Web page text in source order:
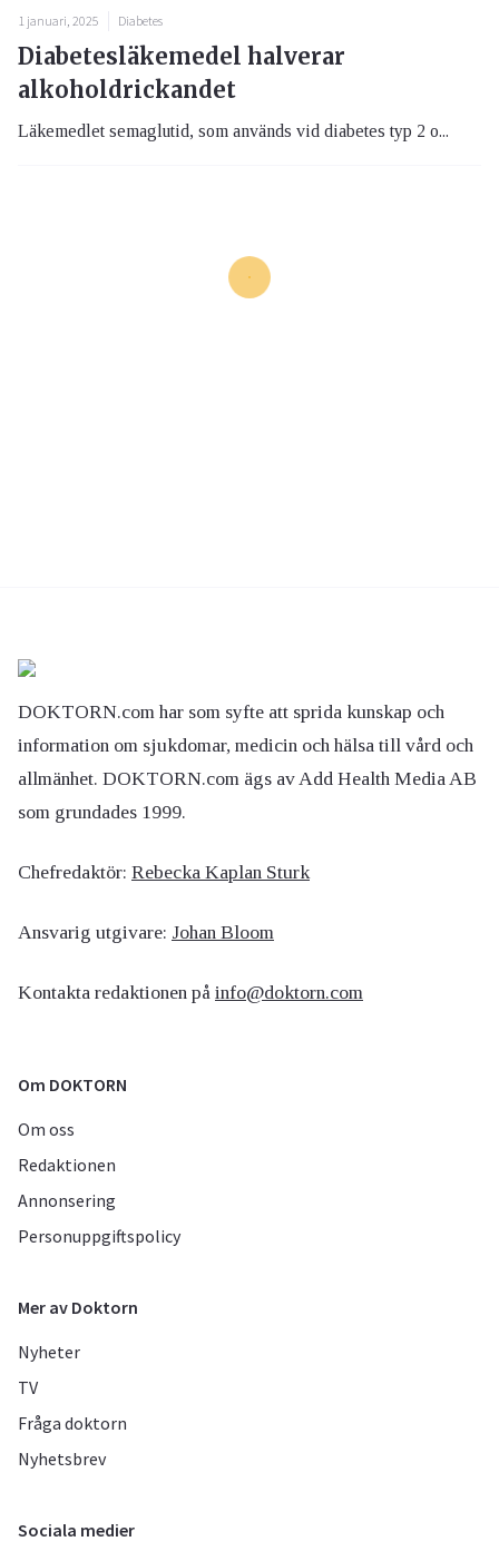
1 januari, 2025 Diabetes
Diabetesläkemedel halverar
alkoholdrickandet
Läkemedlet semaglutid, som används vid diabetes typ 2 o...
DOKTORN.com har som syfte att sprida kunskap och
information om sjukdomar, medicin och hälsa till vård och
allmänhet. DOKTORN.com ägs av Add Health Media AB
som grundades 1999.
Chefredaktör: Rebecka Kaplan Sturk
Ansvarig utgivare: Johan Bloom
Kontakta redaktionen på info@doktorn.com
Om DOKTORN
Om oss
Redaktionen
Annonsering
Personuppgiftspolicy
Mer av Doktorn
Nyheter
TV
Fråga doktorn
Nyhetsbrev
Sociala medier